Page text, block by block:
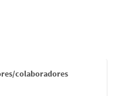
colaboradores